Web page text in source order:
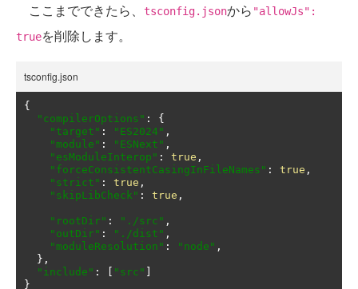
ここまでできたら、 tsconfig.jsonから "allowJs":
trueを削除します。
tsconfig.json
{
"compilerOptions" :
{
"target" : "ES2024" ,
"module" : "ESNext" ,
"esModuleInterop" : true ,
"forceConsistentCasingInFileNames" : true ,
"strict" : true ,
"skipLibCheck" : true ,
"rootDir" : "./src" ,
"outDir" : "./dist" ,
"moduleResolution" : "node" ,
},
"include" : "src"
}